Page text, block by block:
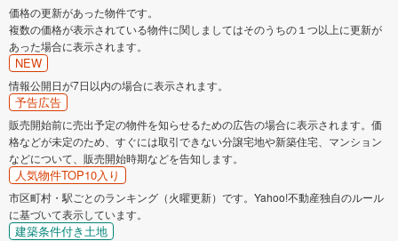
価格の更新があった物件です。
複数の価格が表示されている物件に関しましてはそのうちの１つ以上に更新が
あった場合に表示されます。
NEW
情報公開日が7日以内の場合に表示されます。
予告広告
販売開始前に売出予定の物件を知らせるための広告の場合に表示されます。価
格などが未定のため、すぐには取引できない分譲宅地や新築住宅、マンション
などについて、販売開始時期などを告知します。
人気物件TOP10入り
市区町村・駅ごとのランキング（火曜更新）です。Yahoo!不動産独自のルール
に基づいて表示しています。
建築条件付き土地